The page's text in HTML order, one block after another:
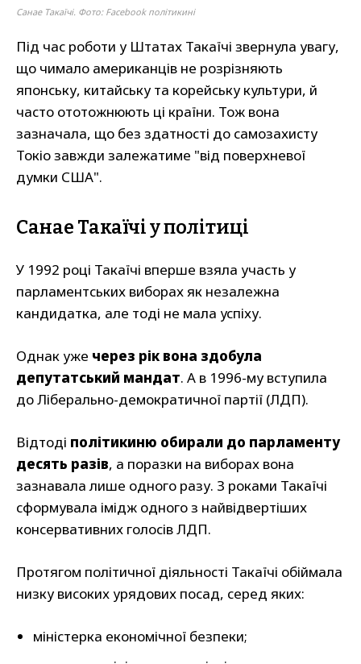
Санае Такаїчі. Фото: Facebook політикині
Під час роботи у Штатах Такаїчі звернула увагу,
що чимало американців не розрізняють
японську, китайську та корейську культури, й
часто ототожнюють ці країни. Тож вона
зазначала, що без здатності до самозахисту
Токіо завжди залежатиме "від поверхневої
думки США".
Санае Такаїчі у політиці
У 1992 році Такаїчі вперше взяла участь у
парламентських виборах як незалежна
кандидатка, але тоді не мала успіху.
Однак уже через рік вона здобула
депутатський мандат. А в 1996-му вступила
до Ліберально-демократичної партії (ЛДП).
Відтоді політикиню обирали до парламенту
десять разів, а поразки на виборах вона
зазнавала лише одного разу. З роками Такаїчі
сформувала імідж одного з найвідвертіших
консервативних голосів ЛДП.
Протягом політичної діяльності Такаїчі обіймала
низку високих урядових посад, серед яких:
міністерка економічної безпеки;